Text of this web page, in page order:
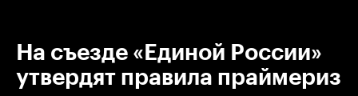
На съезде «Единой России»
утвердят правила праймериз